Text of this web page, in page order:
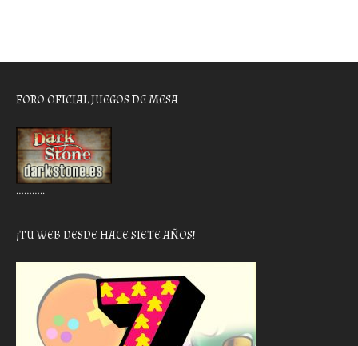
FORO OFICIAL JUEGOS DE MESA
………..
¡TU WEB DESDE HACE SIETE AÑOS!